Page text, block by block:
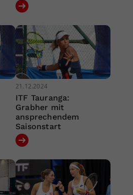
21.12.2024
ITF Tauranga:
Grabher mit
ansprechendem
Saisonstart